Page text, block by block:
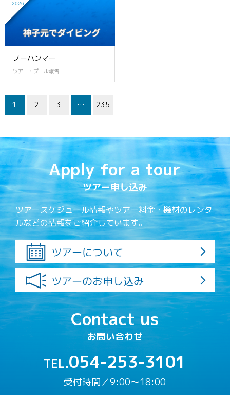
2026
ノーハンマー
ツアー・プール報告
1 2 3 … 235
Apply for a tour
ツアー申し込み
ツアースケジュール情報やツアー料金・機材のレンタ
ルなどの情報をご紹介しています。
ツアーについて
ツアーのお申し込み
Contact us
お問い合わせ
TEL.054-253-3101
受付時間／9:00〜18:00